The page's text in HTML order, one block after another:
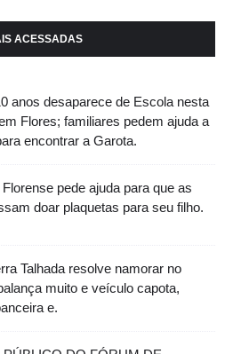
ACESSADAS
anos desaparece de Escola nesta
Flores; familiares pedem ajuda a
encontrar a Garota.
pede ajuda para que as
doar plaquetas para seu filho.
Talhada resolve namorar no
muito e veículo capota,
e.